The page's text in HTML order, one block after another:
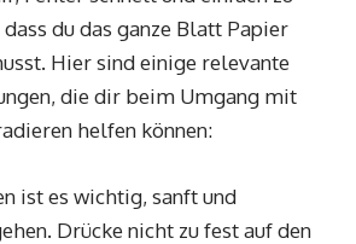
du das ganze Blatt Papier
Hier sind einige relevante
die dir beim Umgang mit
helfen können:
ist es wichtig, sanft und
Drücke nicht zu fest auf den